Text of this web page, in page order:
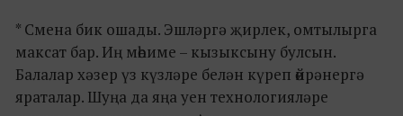
* Смена бик ошады. Эшләргә җирлек, омтылырга
максат бар. Иң мөһиме – кызыксыну булсын.
Балалар хәзер үз күзләре белән күреп өйрәнергә
яраталар. Шуңа да яңа уен технологияләре